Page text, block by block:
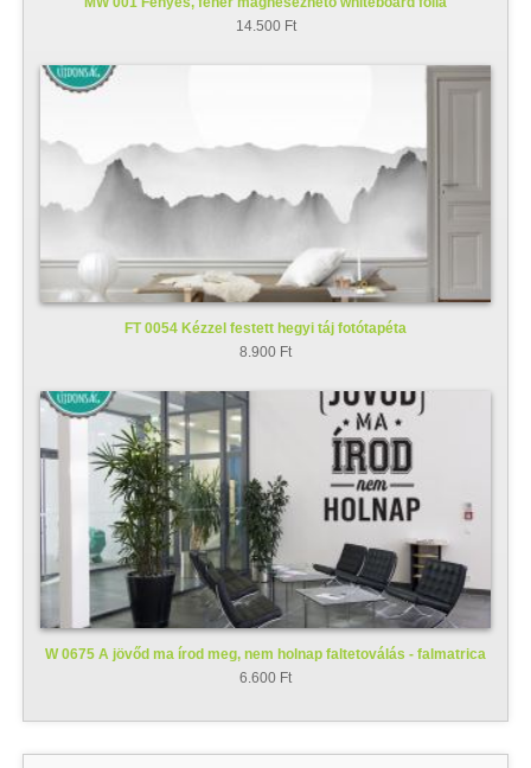
14.500 Ft
FT 0054 Kézzel festett hegyi táj fotótapéta
8.900 Ft
W 0675 A jövőd ma írod meg, nem holnap faltetoválás - falmatrica
6.600 Ft